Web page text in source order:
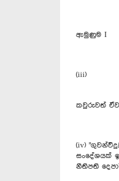
ඇමුණුම I
(iii) ඔව්.
එක් එක්
කවුරුවත්
(iv)
සංදේශයක්
නීතිපති